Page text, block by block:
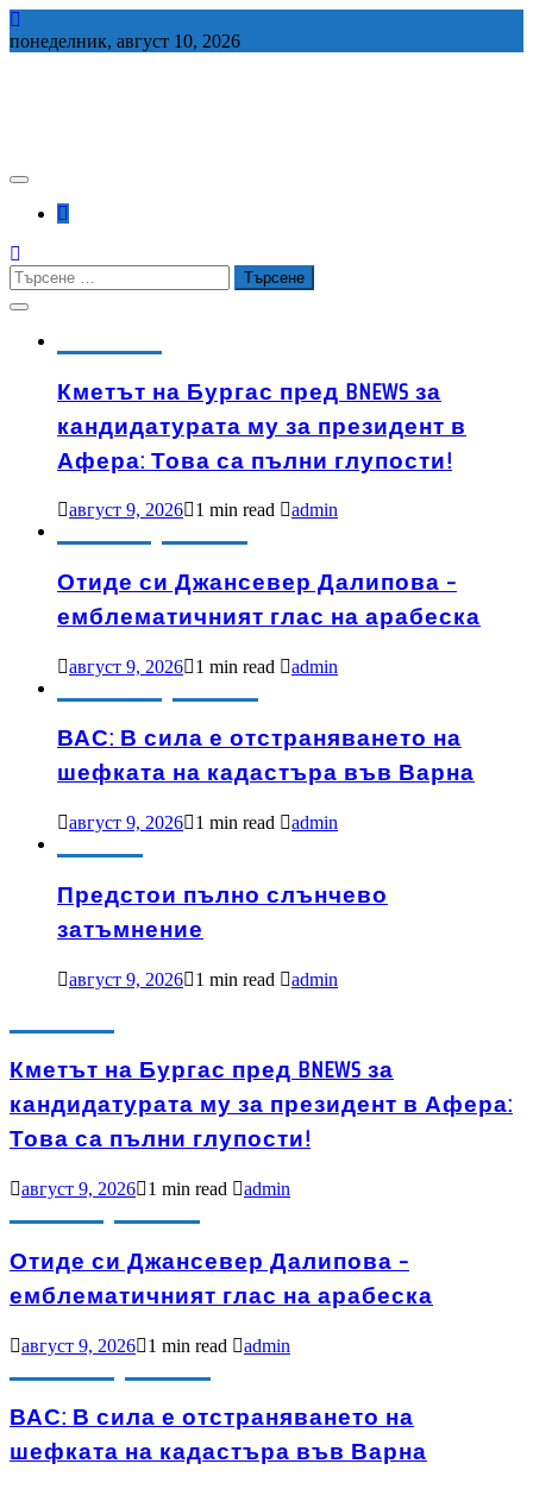
Skip
to
понеделник, август 10, 2026
Търсене
за:
Кметът на Бургас пред BNEWS за
кандидатурата му за президент в
Афера: Това са пълни глупости!
август 9, 2026 1 min read
admin
Отиде си Джансевер Далипова –
емблематичният глас на арабеска
август 9, 2026 1 min read
admin
ВАС: В сила е отстраняването на
шефката на кадастъра във Варна
август 9, 2026 1 min read
admin
Предстои пълно слънчево
затъмнение
август 9, 2026 1 min read
admin
Кметът на Бургас пред BNEWS за
кандидатурата му за президент в Афера:
Това са пълни глупости!
август 9, 2026 1 min read
admin
Отиде си Джансевер Далипова –
емблематичният глас на арабеска
август 9, 2026 1 min read
admin
ВАС: В сила е отстраняването на
шефката на кадастъра във Варна